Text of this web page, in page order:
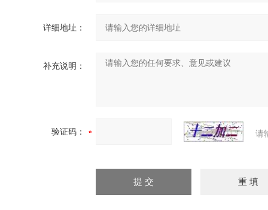
详细地址：
补充说明：
验证码： 请